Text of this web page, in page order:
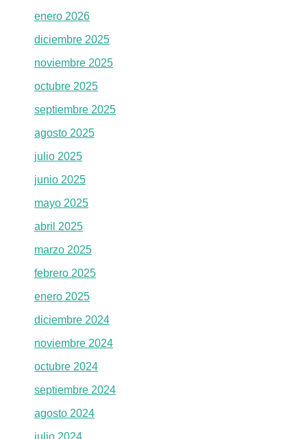
enero 2026
diciembre 2025
noviembre 2025
octubre 2025
septiembre 2025
agosto 2025
julio 2025
junio 2025
mayo 2025
abril 2025
marzo 2025
febrero 2025
enero 2025
diciembre 2024
noviembre 2024
octubre 2024
septiembre 2024
agosto 2024
julio 2024